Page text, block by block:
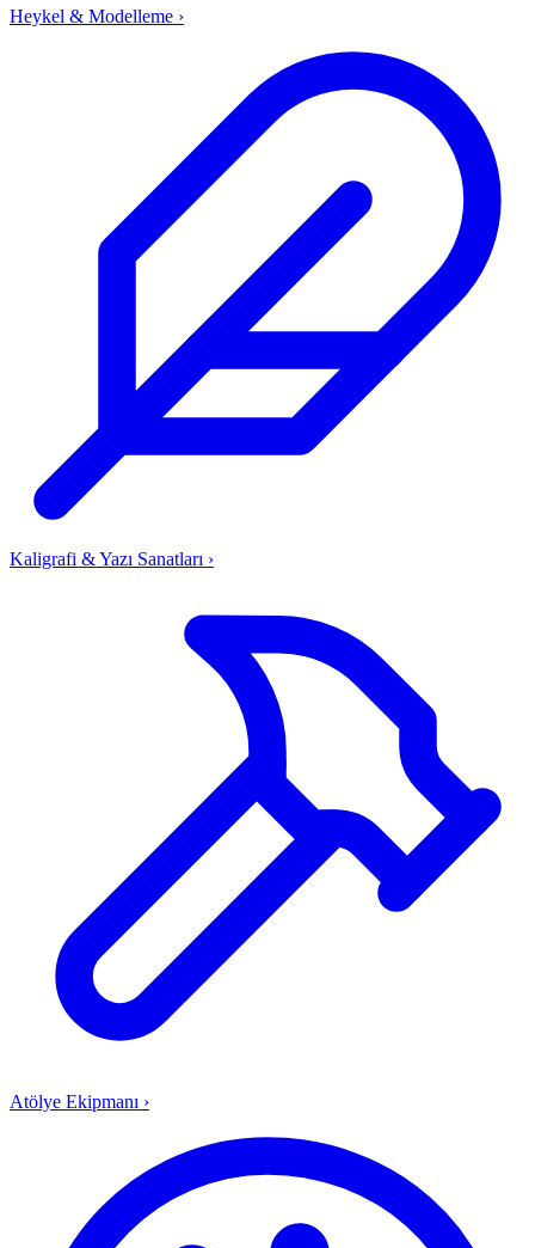
Heykel & Modelleme ›
Kaligrafi & Yazı Sanatları ›
Atölye Ekipmanı ›